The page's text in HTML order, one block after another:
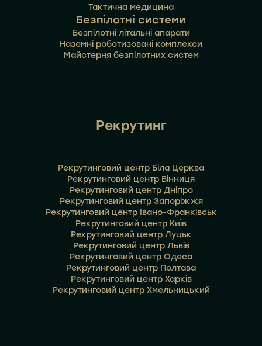
Тактична медицина
Безпілотні системи
Безпілотні літальні апарати
Наземні роботизовані комплекси
Майстерня безпілотних систем
Рекрутинг
Рекрутинговий центр Біла Церква
Рекрутинговий центр Вінниця
Рекрутинговий центр Дніпро
Рекрутинговий центр Запоріжжя
Рекрутинговий центр Івано-Франківськ
Рекрутинговий центр Київ
Рекрутинговий центр Луцьк
Рекрутинговий центр Львів
Рекрутинговий центр Одеса
Рекрутинговий центр Полтава
Рекрутинговий центр Харків
Рекрутинговий центр Хмельницький